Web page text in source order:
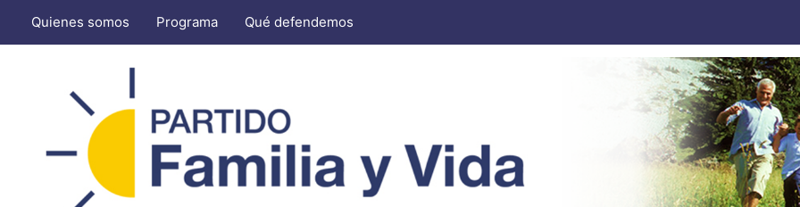
Quienes somos Programa Qué defendemos